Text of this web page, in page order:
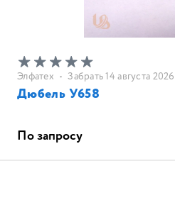
Элфатех • Забрать 14 августа 2026
Дюбель У658
По запросу